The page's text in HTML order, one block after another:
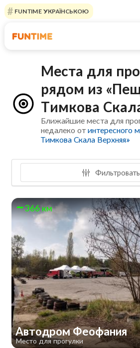
FUNTIME УКРАЇНСЬКОЮ
Места для
рядом из
Тимкова
Ближайшие места для
недалеко отинтересного
Тимкова Скала Верхняя»
Фильтровать
366 км
Автодром Феофания
Место для прогулки